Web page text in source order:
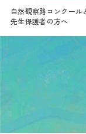
自然観察路コンクール
先生保護者の方へ